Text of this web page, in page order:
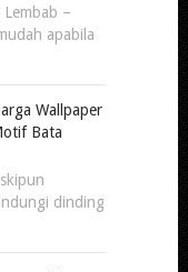
–
apabila
Wallpaper
Bata
dinding